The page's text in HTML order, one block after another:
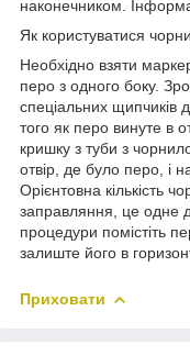
наконечником.
Як користуватися
Необхідно взяти
перо з одного боку.
спеціальних щипчиків
того як перо винуте в
кришку з туби з
отвір, де було перо, і
Орієнтовна кількість
заправляння, це одне
процедури помістіть
залиште його в
Приховати